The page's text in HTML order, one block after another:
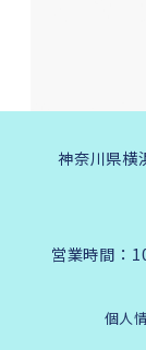
神奈川県横
営業時間：
個人